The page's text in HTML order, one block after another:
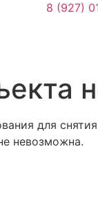
8 (927)
для
невозможна.